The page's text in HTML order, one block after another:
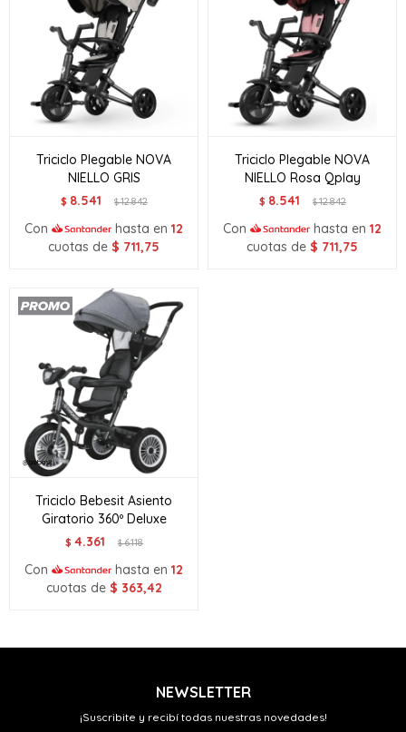
Triciclo Plegable NOVA
NIELLO GRIS
$ 8.541 $12.842
Con hasta en 12
cuotas de $ 711,75
Triciclo Plegable NOVA
NIELLO Rosa Qplay
$ 8.541 $12.842
Con hasta en 12
cuotas de $ 711,75
Triciclo Bebesit Asiento
Giratorio 360º Deluxe
$ 4.361 $6.118
Con hasta en 12
cuotas de $ 363,42
NEWSLETTER
¡Suscribite y recibí todas nuestras novedades!